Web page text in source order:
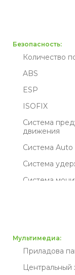
Пробег
Безопасность:
Количество
ABS
ESP
ISOFIX
Система
движения
Система Auto
Система
Система
Мультимедиа:
Приладова
Центральный